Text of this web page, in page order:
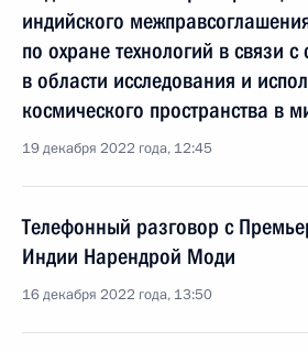
индийского
по охране технологий в связи с
в области исследования и
космического пространства в
19 декабря 2022 года, 12:45
Телефонный разговор с
Индии Нарендрой Моди
16 декабря 2022 года, 13:50